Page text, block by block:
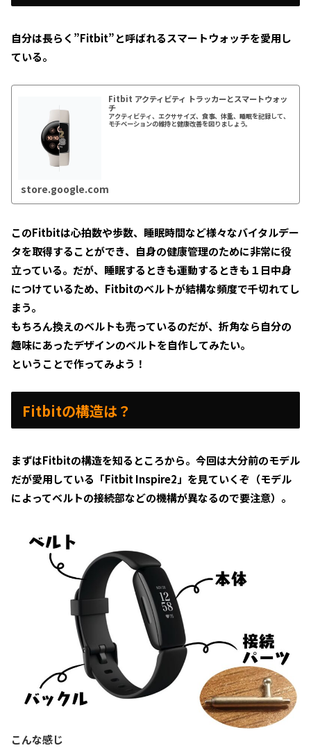
自分は長らく”Fitbit”と呼ばれるスマートウォッチを愛用し
ている。
Fitbit アクティビティ トラッカーとスマートウォッ
チ
アクティビティ、エクササイズ、食事、体重、睡眠を記録して、
モチベーションの維持と健康改善を図りましょう。
store.google.com
このFitbitは心拍数や歩数、睡眠時間など様々なバイタルデー
タを取得することができ、自身の健康管理のために非常に役
立っている。だが、睡眠するときも運動するときも１日中身
につけているため、Fitbitのベルトが結構な頻度で千切れてし
まう。
もちろん換えのベルトも売っているのだが、折角なら自分の
趣味にあったデザインのベルトを自作してみたい。
ということで作ってみよう！
Fitbitの構造は？
まずはFitbitの構造を知るところから。今回は大分前のモデル
だが愛用している「Fitbit Inspire2」を見ていくぞ（モデル
によってベルトの接続部などの機構が異なるので要注意）。
こんな感じ